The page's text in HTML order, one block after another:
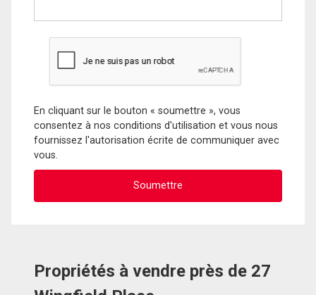
En cliquant sur le bouton « soumettre », vous
consentez à nos conditions d'utilisation et vous nous
fournissez l'autorisation écrite de communiquer avec
vous.
Propriétés à vendre près de 27